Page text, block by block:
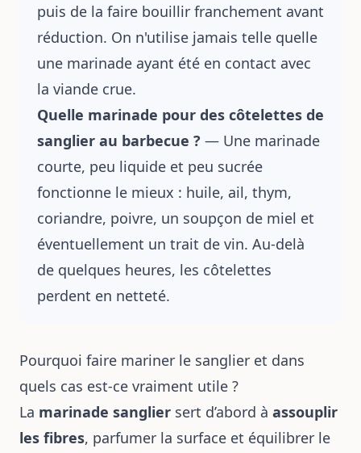
puis de la faire bouillir franchement avant
réduction. On n'utilise jamais telle quelle
une marinade ayant été en contact avec
la viande crue.
Quelle marinade pour des côtelettes de
sanglier au barbecue ? — Une marinade
courte, peu liquide et peu sucrée
fonctionne le mieux : huile, ail, thym,
coriandre, poivre, un soupçon de miel et
éventuellement un trait de vin. Au-delà
de quelques heures, les côtelettes
perdent en netteté.
Pourquoi faire mariner le sanglier et dans
quels cas est-ce vraiment utile ?
La marinade sanglier sert d’abord à assouplir
les fibres, parfumer la surface et équilibrer le